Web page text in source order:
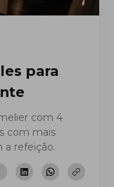
para
com 4
com mais
a refeição.